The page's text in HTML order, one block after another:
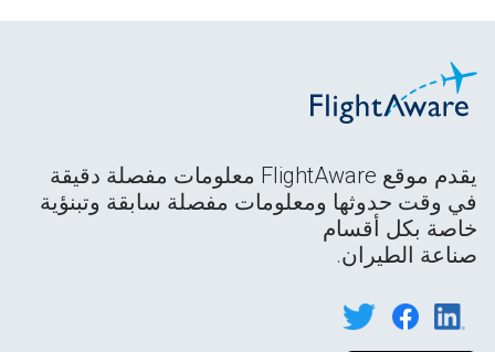
يقدم موقع FlightAware معلومات مفصلة دقيقة
في وقت حدوثها ومعلومات مفصلة سابقة وتبنؤية
خاصة بكل أقسام
صناعة الطيران.